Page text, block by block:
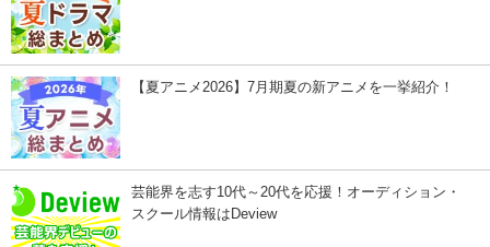
【夏アニメ2026】7月期夏の新アニメを一挙紹介！
芸能界を志す10代～20代を応援！オーディション・
スクール情報はDeview